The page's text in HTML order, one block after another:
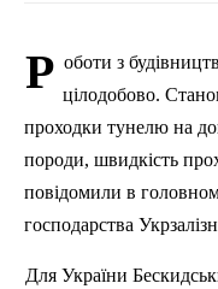
Р оботи з
цілодобово. С
проходки тунелю на
породи, швидкість
повідомили в
господарства
Для України